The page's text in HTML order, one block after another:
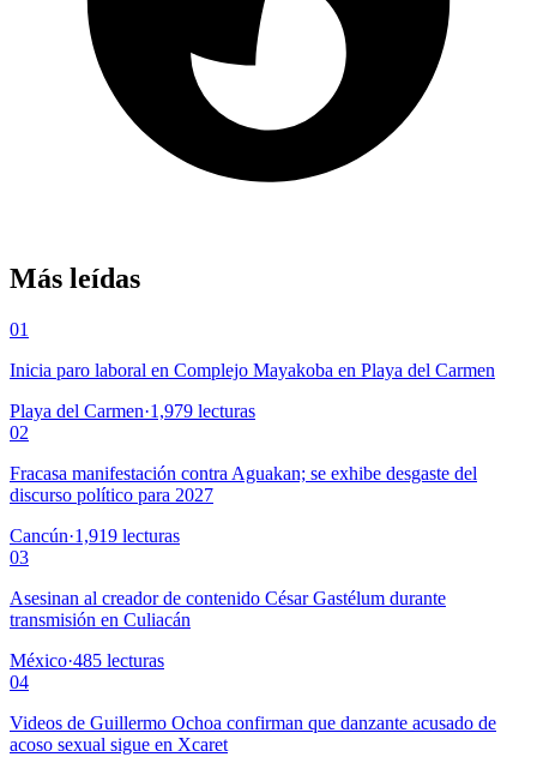
Más leídas
01
Inicia paro laboral en Complejo Mayakoba en Playa del Carmen
Playa del Carmen·1,979 lecturas
02
Fracasa manifestación contra Aguakan; se exhibe desgaste del
discurso político para 2027
Cancún·1,919 lecturas
03
Asesinan al creador de contenido César Gastélum durante
transmisión en Culiacán
México·485 lecturas
04
Videos de Guillermo Ochoa confirman que danzante acusado de
acoso sexual sigue en Xcaret